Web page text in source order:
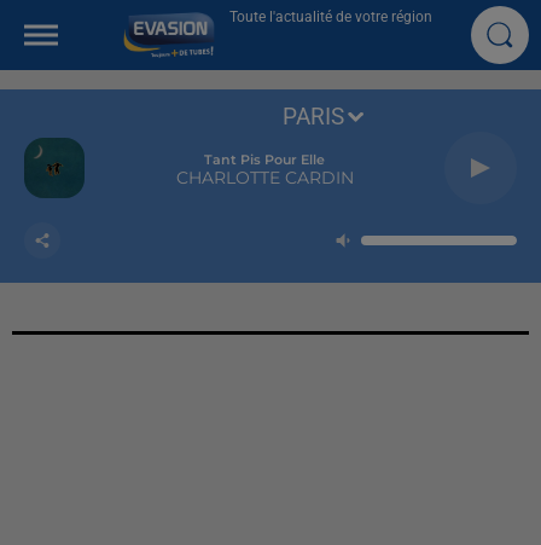
Toute l'actualité de votre région
Tant Pis Pour Elle
CHARLOTTE CARDIN
PARIS